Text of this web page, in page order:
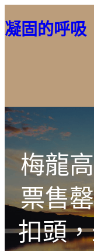
至
容
凝固的呼吸
梅龍
票售
扣頭